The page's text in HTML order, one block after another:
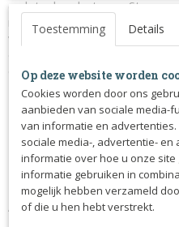
en letsel verbeteren. Stress
magnesium tekort in het
van een optimaal
externe stressfactor.
✓ Vermindert stress
✓ Bevordert immuniteit
✓ Maakt uw paard
✓ Ondersteunt focus en
Ingrediënten per 50g
Analytische bestanddelen:
Toestemming Details
Op deze website worden
Cookies worden door ons
aanbieden van sociale media-
van informatie en
sociale media-, advertentie-
informatie over hoe u onze
informatie gebruiken in
mogelijk hebben verzameld
of die u hen hebt verstrekt.